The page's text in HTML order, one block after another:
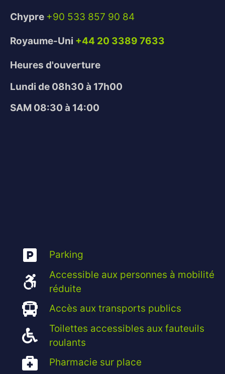
Chypre +90 533 857 90 84
Royaume-Uni +44 20 3389 7633
Heures d'ouverture
Lundi de 08h30 à 17h00
SAM 08:30 à 14:00
Parking
Accessible aux personnes à mobilité
réduite
Accès aux transports publics
Toilettes accessibles aux fauteuils
roulants
Pharmacie sur place